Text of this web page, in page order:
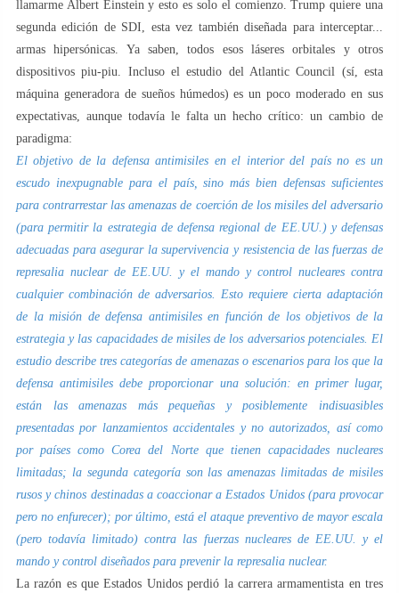
llamarme Albert Einstein y esto es solo el comienzo. Trump quiere una
segunda edición de SDI, esta vez también diseñada para interceptar...
armas hipersónicas. Ya saben, todos esos láseres orbitales y otros
dispositivos piu-piu. Incluso el estudio del Atlantic Council (sí, esta
máquina generadora de sueños húmedos) es un poco moderado en sus
expectativas, aunque todavía le falta un hecho crítico: un cambio de
paradigma:
El objetivo de la defensa antimisiles en el interior del país no es un
escudo inexpugnable para el país, sino más bien defensas suficientes
para contrarrestar las amenazas de coerción de los misiles del adversario
(para permitir la estrategia de defensa regional de EE.UU.) y defensas
adecuadas para asegurar la supervivencia y resistencia de las fuerzas de
represalia nuclear de EE.UU. y el mando y control nucleares contra
cualquier combinación de adversarios. Esto requiere cierta adaptación
de la misión de defensa antimisiles en función de los objetivos de la
estrategia y las capacidades de misiles de los adversarios potenciales. El
estudio describe tres categorías de amenazas o escenarios para los que la
defensa antimisiles debe proporcionar una solución: en primer lugar,
están las amenazas más pequeñas y posiblemente indisuasibles
presentadas por lanzamientos accidentales y no autorizados, así como
por países como Corea del Norte que tienen capacidades nucleares
limitadas; la segunda categoría son las amenazas limitadas de misiles
rusos y chinos destinadas a coaccionar a Estados Unidos (para provocar
pero no enfurecer); por último, está el ataque preventivo de mayor escala
(pero todavía limitado) contra las fuerzas nucleares de EE.UU. y el
mando y control diseñados para prevenir la represalia nuclear.
La razón es que Estados Unidos perdió la carrera armamentista en tres